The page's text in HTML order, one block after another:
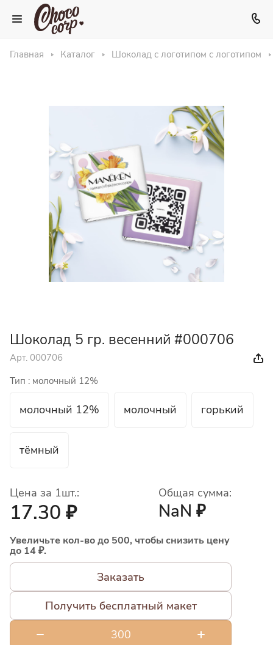
Главная Каталог Шоколад с логотипом с логотипом
Шоколад 5 гр. весенний #000706
Арт. 000706
Тип : молочный 12%
молочный 12% молочный горький
тёмный
Цена за 1шт.:
17.30 ₽
Общая сумма:
NaN ₽
Увеличьте кол-во до 500, чтобы снизить цену
до 14 ₽.
Заказать
Получить бесплатный макет